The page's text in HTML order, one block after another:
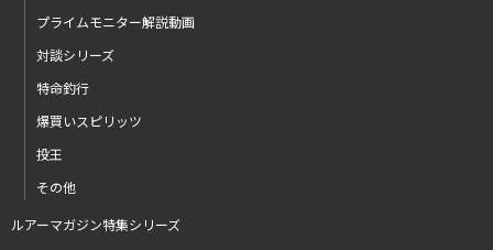
プライムモニター解説動画
対談シリーズ
特命釣行
爆買いスピリッツ
投王
その他
ルアーマガジン特集シリーズ